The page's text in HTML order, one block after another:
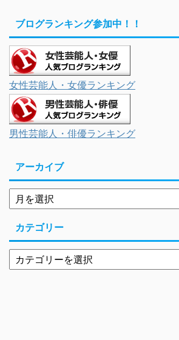
ブログランキング参加中！！
女性芸能人・女優ランキング
男性芸能人・俳優ランキング
アーカイブ
カテゴリー